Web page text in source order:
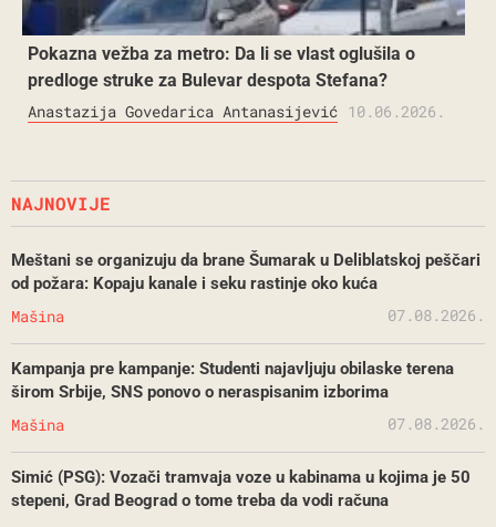
Pokazna vežba za metro: Da li se vlast oglušila o
predloge struke za Bulevar despota Stefana?
Anastazija Govedarica Antanasijević 10.06.2026.
NAJNOVIJE
Meštani se organizuju da brane Šumarak u Deliblatskoj peščari
od požara: Kopaju kanale i seku rastinje oko kuća
Mašina 07.08.2026.
Kampanja pre kampanje: Studenti najavljuju obilaske terena
širom Srbije, SNS ponovo o neraspisanim izborima
Mašina 07.08.2026.
Simić (PSG): Vozači tramvaja voze u kabinama u kojima je 50
stepeni, Grad Beograd o tome treba da vodi računa